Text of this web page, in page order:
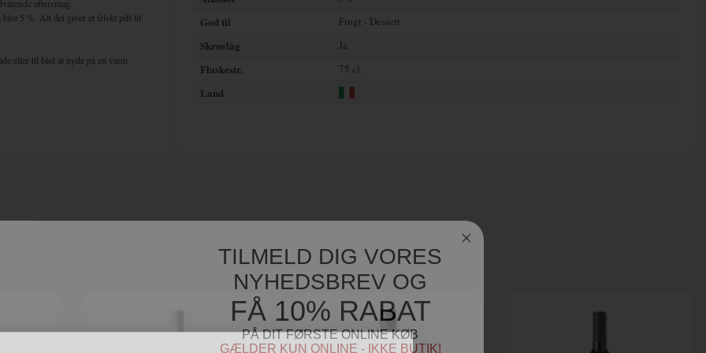
eftersmag.
blot 5 %. Alt det giver et friskt pift til
eller til blot at nyde på en varm
beliggenheden nær Alperne mod
”søde champagne”.
med en lav alkoholprocent på ca. 5-
God til Frugt - Dessert
Skruelåg Ja
Flaskestr. 75 cl.
Land
NYHEDSBREV OG
FÅ 10% RABAT
PÅ DIT FØRSTE ONLINE KØB
GÆLDER KUN ONLINE - IKKE BUTIK!